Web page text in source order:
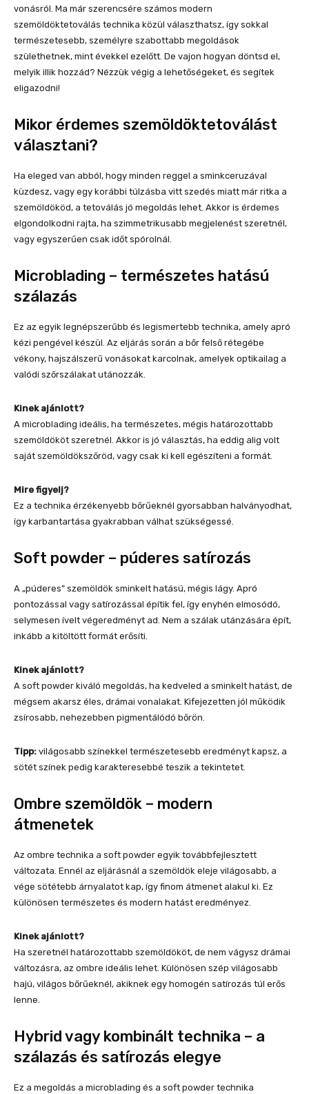
vonásról. Ma már szerencsére számos modern
szemöldöktetoválás technika közül választhatsz, így sokkal
természetesebb, személyre szabottabb megoldások
születhetnek, mint évekkel ezelőtt. De vajon hogyan döntsd el,
melyik illik hozzád? Nézzük végig a lehetőségeket, és segítek
eligazodni!
Mikor érdemes szemöldöktetoválást
választani?
Ha eleged van abból, hogy minden reggel a sminkceruzával
küzdesz, vagy egy korábbi túlzásba vitt szedés miatt már ritka a
szemöldököd, a tetoválás jó megoldás lehet. Akkor is érdemes
elgondolkodni rajta, ha szimmetrikusabb megjelenést szeretnél,
vagy egyszerűen csak időt spórolnál.
Microblading – természetes hatású
szálazás
Ez az egyik legnépszerűbb és legismertebb technika, amely apró
kézi pengével készül. Az eljárás során a bőr felső rétegébe
vékony, hajszálszerű vonásokat karcolnak, amelyek optikailag a
valódi szőrszálakat utánozzák.
Kinek ajánlott?
A microblading ideális, ha természetes, mégis határozottabb
szemöldököt szeretnél. Akkor is jó választás, ha eddig alig volt
saját szemöldökszőröd, vagy csak ki kell egészíteni a formát.
Mire figyelj?
Ez a technika érzékenyebb bőrűeknél gyorsabban halványodhat,
így karbantartása gyakrabban válhat szükségessé.
Soft powder – púderes satírozás
A „púderes” szemöldök sminkelt hatású, mégis lágy. Apró
pontozással vagy satírozással építik fel, így enyhén elmosódó,
selymesen ívelt végeredményt ad. Nem a szálak utánzására épít,
inkább a kitöltött formát erősíti.
Kinek ajánlott?
A soft powder kiváló megoldás, ha kedveled a sminkelt hatást, de
mégsem akarsz éles, drámai vonalakat. Kifejezetten jól működik
zsírosabb, nehezebben pigmentálódó bőrön.
Tipp: világosabb színekkel természetesebb eredményt kapsz, a
sötét színek pedig karakteresebbé teszik a tekintetet.
Ombre szemöldök – modern
átmenetek
Az ombre technika a soft powder egyik továbbfejlesztett
változata. Ennél az eljárásnál a szemöldök eleje világosabb, a
vége sötétebb árnyalatot kap, így finom átmenet alakul ki. Ez
különösen természetes és modern hatást eredményez.
Kinek ajánlott?
Ha szeretnél határozottabb szemöldököt, de nem vágysz drámai
változásra, az ombre ideális lehet. Különösen szép világosabb
hajú, világos bőrűeknél, akiknek egy homogén satírozás túl erős
lenne.
Hybrid vagy kombinált technika – a
szálazás és satírozás elegye
Ez a megoldás a microblading és a soft powder technika